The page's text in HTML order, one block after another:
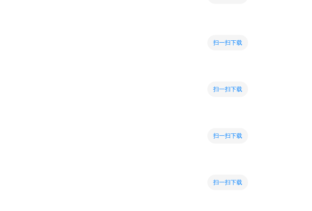
扫一扫下载
扫一扫下载
扫一扫下载
扫一扫下载